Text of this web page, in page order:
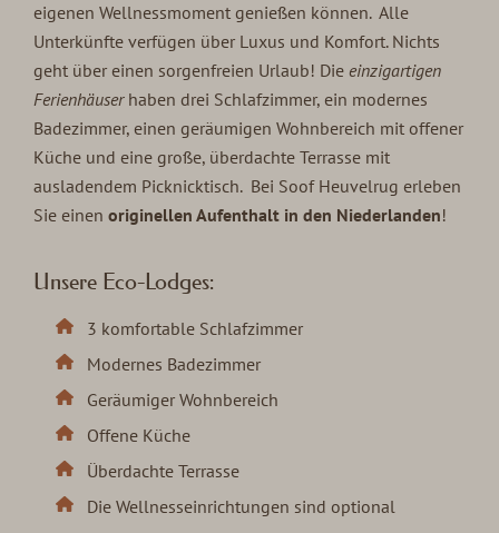
eigenen Wellnessmoment genießen können. Alle
Unterkünfte verfügen über Luxus und Komfort. Nichts
geht über einen sorgenfreien Urlaub! Die einzigartigen
Ferienhäuserhaben drei Schlafzimmer, ein modernes
Badezimmer, einen geräumigen Wohnbereich mit offener
Küche und eine große, überdachte Terrasse mit
ausladendem Picknicktisch. Bei Soof Heuvelrug erleben
Sie einenoriginellen Aufenthalt in den Niederlanden!
Unsere Eco-Lodges:
3 komfortable Schlafzimmer
Modernes Badezimmer
Geräumiger Wohnbereich
Offene Küche
Überdachte Terrasse
Die Wellnesseinrichtungen sind optional